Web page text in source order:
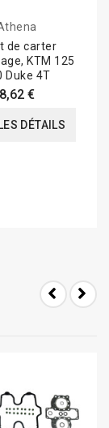
de carter
KTM 125
Duke 4T
8,62 €
DÉTAILS